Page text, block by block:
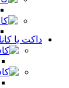
داکت یا